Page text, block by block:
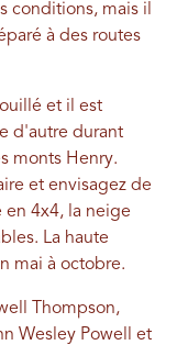
conditions, mais il
à des routes
et il est
d'autre durant
monts Henry.
et envisagez de
4x4, la neige
La haute
mai à octobre.
Thompson,
Wesley Powell et